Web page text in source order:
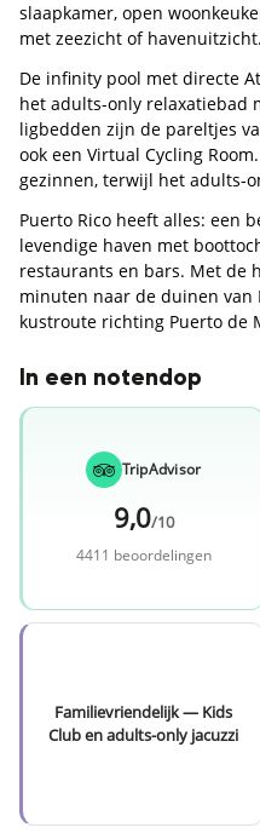
slaapkamer, open
met zeezicht of havenuitzicht.
De infinity pool met directe
het adults-only relaxatiebad
ligbedden zijn de pareltjes
ook een Virtual Cycling
gezinnen, terwijl het adults-
Puerto Rico heeft alles: een
levendige haven met
restaurants en bars. Met
minuten naar de duinen van
kustroute richting Puerto de
In een notendop
TripAdvisor
9,0/10
4411 beoordelingen
Familievriendelijk — Kids
Club en adults-only jacuzzi